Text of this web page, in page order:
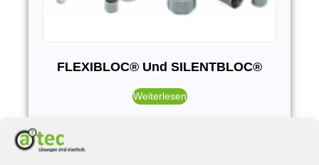
FLEXIBLOC® Und SILENTBLOC®
Weiterlesen